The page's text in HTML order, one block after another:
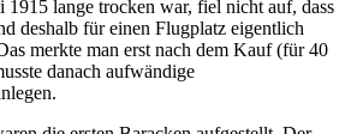
lange trocken war, fiel nicht auf, dass
deshalb für einen Flugplatz eigentlich
merkte man erst nach dem Kauf (für 40
danach aufwändige